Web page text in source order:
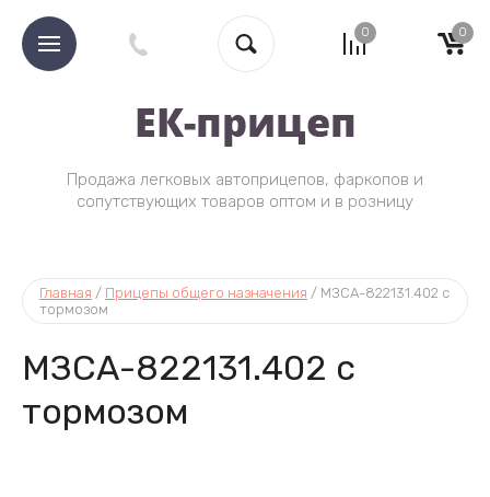
0 0
Продажа легковых автоприцепов, фаркопов и
сопутствующих товаров оптом и в розницу
Tea
Главная / Прицепы общего назначения / МЗСА-822131.402 с
тормозом
МЗСА-822131.402 с
тормозом